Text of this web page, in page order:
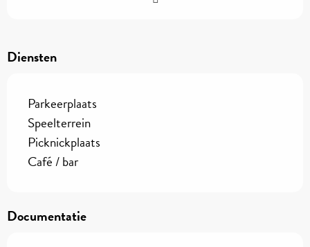
Diensten
Parkeerplaats
Speelterrein
Picknickplaats
Café / bar
Documentatie